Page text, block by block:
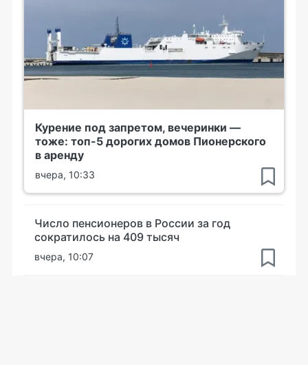
Курение под запретом, вечеринки —
тоже: топ-5 дорогих домов Пионерского
в аренду
вчера, 10:33
Число пенсионеров в России за год
сократилось на 409 тысяч
вчера, 10:07